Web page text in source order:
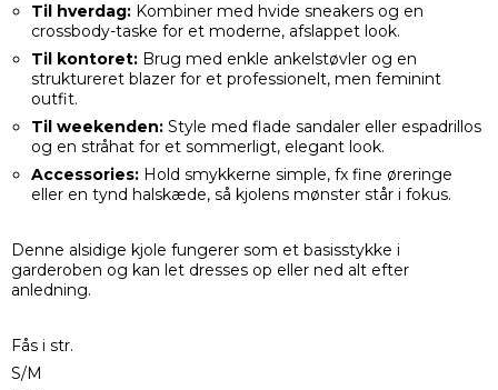
Til hverdag:Kombiner med hvide sneakers og en
crossbody-taske for et moderne, afslappet look.
Til kontoret:Brug med enkle ankelstøvler og en
struktureret blazer for et professionelt, men feminint
outfit.
Til weekenden:Style med flade sandaler eller espadrillos
og en stråhat for et sommerligt, elegant look.
Accessories:Hold smykkerne simple, fx fine øreringe
eller en tynd halskæde, så kjolens mønster står i fokus.
Denne alsidige kjole fungerer som et basisstykke i
garderoben og kan let dresses op eller ned alt efter
anledning.
Fås i str.
S/M